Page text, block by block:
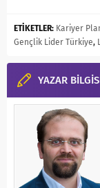
ETİKETLER: Kariyer
Gençlik Lider Türkiye,
YAZAR